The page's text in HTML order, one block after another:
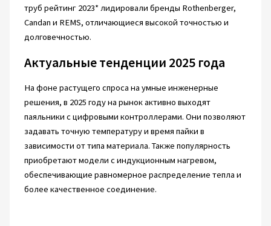
труб рейтинг 2023* лидировали бренды Rothenberger,
Candan и REMS, отличающиеся высокой точностью и
долговечностью.
Актуальные тенденции 2025 года
На фоне растущего спроса на умные инженерные
решения, в 2025 году на рынок активно выходят
паяльники с цифровыми контроллерами. Они позволяют
задавать точную температуру и время пайки в
зависимости от типа материала. Также популярность
приобретают модели с индукционным нагревом,
обеспечивающие равномерное распределение тепла и
более качественное соединение.